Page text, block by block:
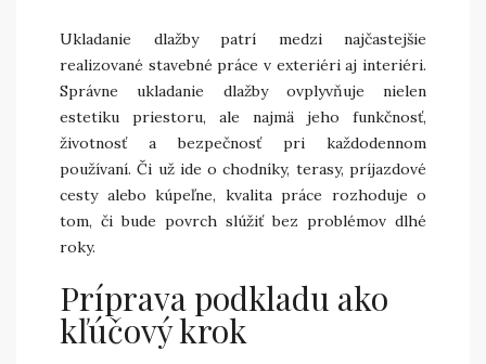
Ukladanie dlažby patrí medzi najčastejšie
realizované stavebné práce v exteriéri aj interiéri.
Správne ukladanie dlažby ovplyvňuje nielen
estetiku priestoru, ale najmä jeho funkčnosť,
životnosť a bezpečnosť pri každodennom
používaní. Či už ide o chodníky, terasy, príjazdové
cesty alebo kúpeľne, kvalita práce rozhoduje o
tom, či bude povrch slúžiť bez problémov dlhé
roky.
Príprava podkladu ako
kľúčový krok